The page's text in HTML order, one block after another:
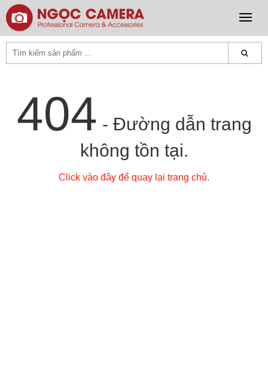
404 - Đường dẫn trang
không tồn tại.
Click vào đây để quay lại trang chủ.